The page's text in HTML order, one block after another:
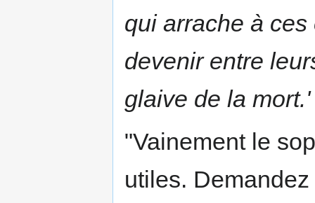
qui arrache à
devenir entre
glaive de la mort.'
"Vainement le
utiles.